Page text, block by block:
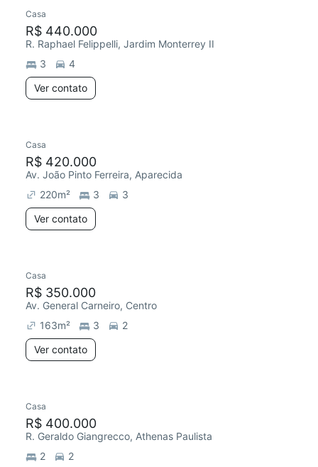
Casa
R$ 440.000
R. Raphael Felippelli, Jardim Monterrey II
3
4
Ver contato
Casa
R$ 420.000
Av. João Pinto Ferreira, Aparecida
220m² 3
3
Ver contato
Casa
R$ 350.000
Av. General Carneiro, Centro
163m² 3
2
Ver contato
Casa
R$ 400.000
R. Geraldo Giangrecco, Athenas Paulista
2
2